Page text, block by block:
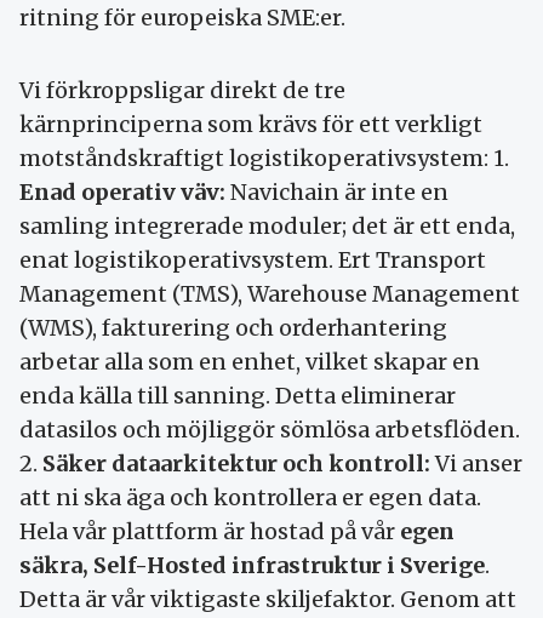
ritning för europeiska SME:er.
Vi förkroppsligar direkt de tre
kärnprinciperna som krävs för ett verkligt
motståndskraftigt logistikoperativsystem: 1.
Enad operativ väv: Navichain är inte en
samling integrerade moduler; det är ett enda,
enat logistikoperativsystem. Ert Transport
Management (TMS), Warehouse Management
(WMS), fakturering och orderhantering
arbetar alla som en enhet, vilket skapar en
enda källa till sanning. Detta eliminerar
datasilos och möjliggör sömlösa arbetsflöden.
2. Säker dataarkitektur och kontroll:Vi anser
att ni ska äga och kontrollera er egen data.
Hela vår plattform är hostad på vår egen
säkra, Self-Hosted infrastruktur i Sverige.
Detta är vår viktigaste skiljefaktor. Genom att